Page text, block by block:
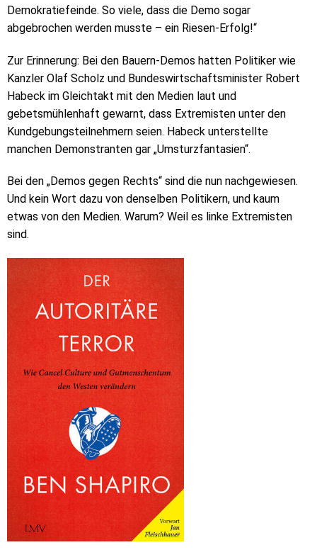
Demokratiefeinde. So viele, dass die Demo sogar
abgebrochen werden musste – ein Riesen-Erfolg!“
Zur Erinnerung: Bei den Bauern-Demos hatten Politiker wie
Kanzler Olaf Scholz und Bundeswirtschaftsminister Robert
Habeck im Gleichtakt mit den Medien laut und
gebetsmühlenhaft gewarnt, dass Extremisten unter den
Kundgebungsteilnehmern seien. Habeck unterstellte
manchen Demonstranten gar „Umsturzfantasien“.
Bei den „Demos gegen Rechts“ sind die nun nachgewiesen.
Und kein Wort dazu von denselben Politikern, und kaum
etwas von den Medien. Warum? Weil es linke Extremisten
sind.